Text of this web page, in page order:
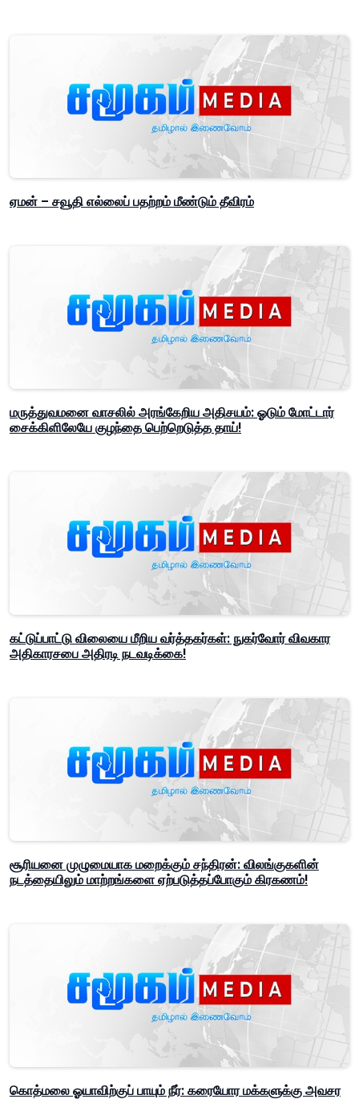
ஏமன் – சவூதி எல்லைப் பதற்றம் மீண்டும் தீவிரம்
மருத்துவமனை வாசலில் அரங்கேறிய அதிசயம்: ஓடும் மோட்டார்
சைக்கிளிலேயே குழந்தை பெற்றெடுத்த தாய்!
கட்டுப்பாட்டு விலையை மீறிய வர்த்தகர்கள்: நுகர்வோர் விவகார
அதிகாரசபை அதிரடி நடவடிக்கை!
சூரியனை முழுமையாக மறைக்கும் சந்திரன்: விலங்குகளின்
நடத்தையிலும் மாற்றங்களை ஏற்படுத்தப்போகும் கிரகணம்!
கொத்மலை ஓயாவிற்குப் பாயும் நீர்: கரையோர மக்களுக்கு அவசர